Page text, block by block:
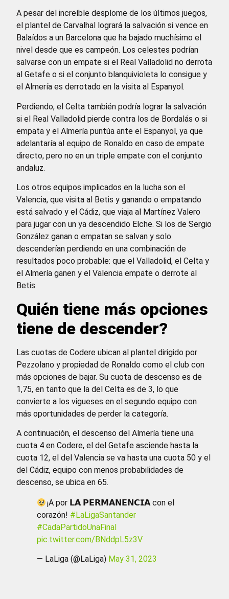
A pesar del increíble desplome de los últimos juegos,
el plantel de Carvalhal logrará la salvación si vence en
Balaídos a un Barcelona que ha bajado muchísimo el
nivel desde que es campeón. Los celestes podrían
salvarse con un empate si el Real Valladolid no derrota
al Getafe o si el conjunto blanquivioleta lo consigue y
el Almería es derrotado en la visita al Espanyol.
Perdiendo, el Celta también podría lograr la salvación
si el Real Valladolid pierde contra los de Bordalás o si
empata y el Almería puntúa ante el Espanyol, ya que
adelantaría al equipo de Ronaldo en caso de empate
directo, pero no en un triple empate con el conjunto
andaluz.
Los otros equipos implicados en la lucha son el
Valencia, que visita al Betis y ganando o empatando
está salvado y el Cádiz, que viaja al Martínez Valero
para jugar con un ya descendido Elche. Si los de Sergio
González ganan o empatan se salvan y solo
descenderían perdiendo en una combinación de
resultados poco probable: que el Valladolid, el Celta y
el Almería ganen y el Valencia empate o derrote al
Betis.
Quién tiene más opciones
tiene de descender?
Las cuotas de Codere ubican al plantel dirigido por
Pezzolano y propiedad de Ronaldo como el club con
más opciones de bajar. Su cuota de descenso es de
1,75, en tanto que la del Celta es de 3, lo que
convierte a los vigueses en el segundo equipo con
más oportunidades de perder la categoría.
A continuación, el descenso del Almería tiene una
cuota 4 en Codere, el del Getafe asciende hasta la
cuota 12, el del Valencia se va hasta una cuota 50 y el
del Cádiz, equipo con menos probabilidades de
descenso, se ubica en 65.
¡A por 𝗟𝗔 𝗣𝗘𝗥𝗠𝗔𝗡𝗘𝗡𝗖𝗜𝗔 con el
corazón! #LaLigaSantander
#CadaPartidoUnaFinal
pic.twitter.com/BNddpL5z3V
— LaLiga (@LaLiga) May 31, 2023